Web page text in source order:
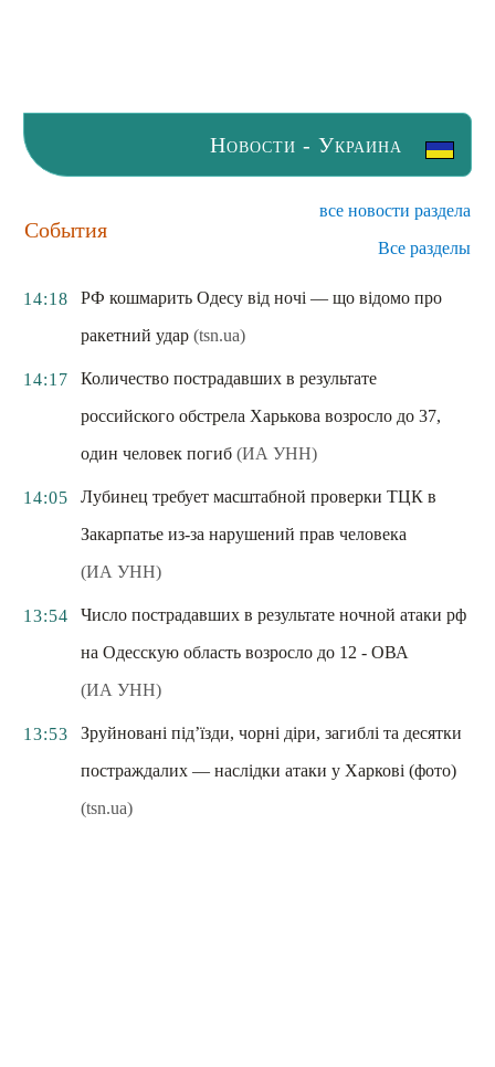
Новости - Украина
События
все новости раздела
Все разделы
14:18
РФ кошмарить Одесу від ночі — що відомо про
ракетний удар (tsn.ua)
14:17
Количество пострадавших в результате
российского обстрела Харькова возросло до 37,
один человек погиб (ИА УНН)
14:05
Лубинец требует масштабной проверки ТЦК в
Закарпатье из-за нарушений прав человека
(ИА УНН)
13:54
Число пострадавших в результате ночной атаки рф
на Одесскую область возросло до 12 - ОВА
(ИА УНН)
13:53
Зруйновані під’їзди, чорні діри, загиблі та десятки
постраждалих — наслідки атаки у Харкові (фото)
(tsn.ua)